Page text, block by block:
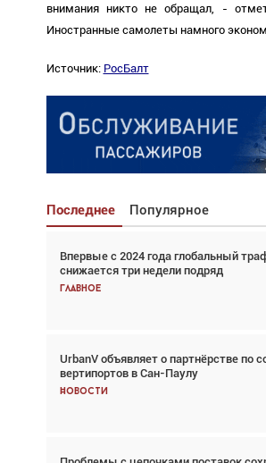
внимания никто не обращал, -
Иностранные самолеты намного
Источник: РосБалт
Последнее Популярное
Впервые с 2024 года глобальный
снижается три недели подряд
Главное
UrbanV объявляет о партнёрстве по
вертипортов в Сан-Паулу
Новости
Взгляд с высоты: тандем вертолётов
спасательных операциях
Главное
Авиационный фотограф Дэйв Кох:
говорит сама за себя... а ИИ всё
Новости